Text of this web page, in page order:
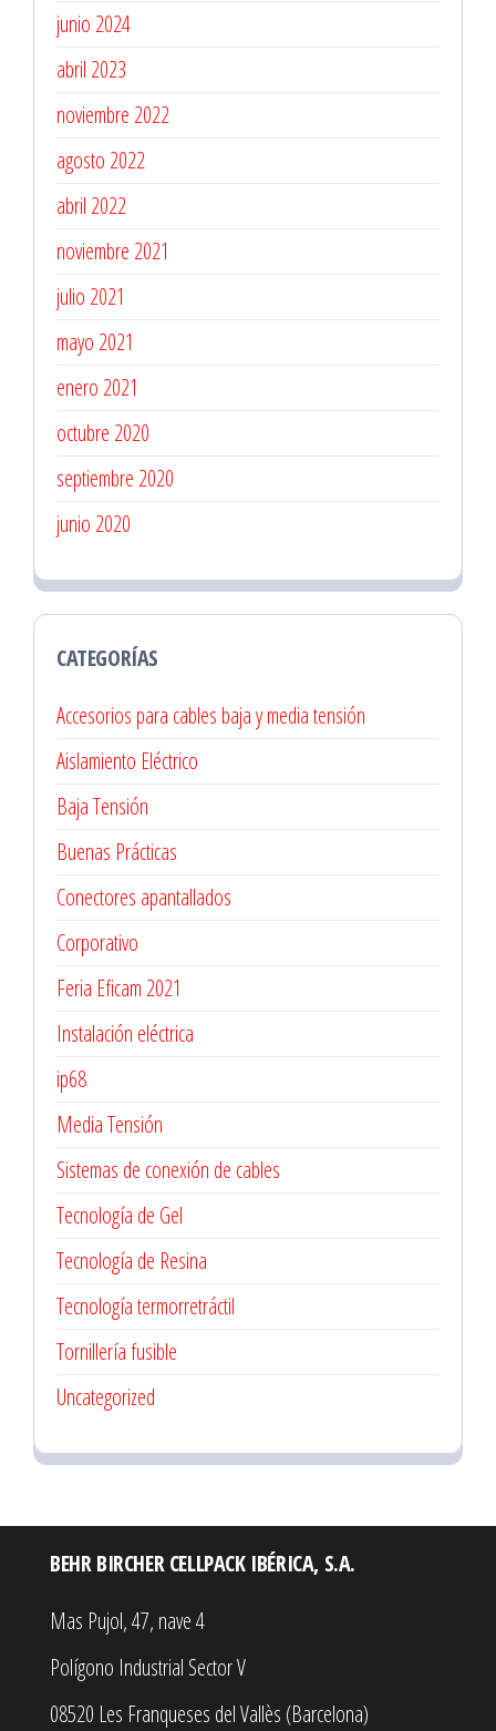
junio 2024
abril 2023
noviembre 2022
agosto 2022
abril 2022
noviembre 2021
julio 2021
mayo 2021
enero 2021
octubre 2020
septiembre 2020
junio 2020
CATEGORÍAS
Accesorios para cables baja y media tensión
Aislamiento Eléctrico
Baja Tensión
Buenas Prácticas
Conectores apantallados
Corporativo
Feria Eficam 2021
Instalación eléctrica
ip68
Media Tensión
Sistemas de conexión de cables
Tecnología de Gel
Tecnología de Resina
Tecnología termorretráctil
Tornillería fusible
Uncategorized
BEHR BIRCHER CELLPACK IBÉRICA, S.A.
Mas Pujol, 47, nave 4
Polígono Industrial Sector V
08520 Les Franqueses del Vallès (Barcelona)